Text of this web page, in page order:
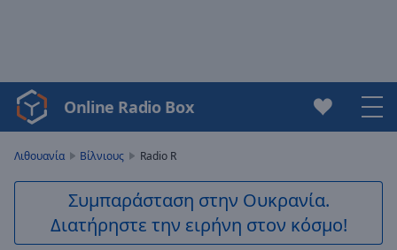
Video
Player
Skip
Online Radio Box
Λιθουανία Βίλνιους Radio R
Συμπαράσταση στην Ουκρανία.
Διατήρηστε την ειρήνη στον κόσμο!